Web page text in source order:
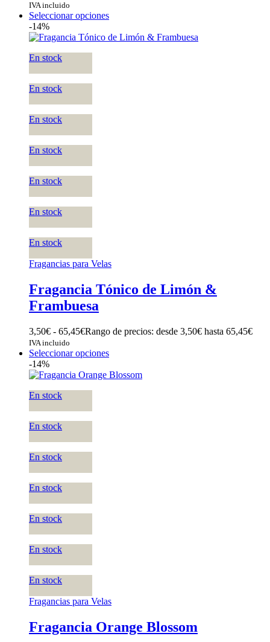
IVA incluido
Seleccionar opciones
-14%
En stock
En stock
En stock
En stock
En stock
En stock
En stock
Fragancias para Velas
Fragancia Tónico de Limón &
Frambuesa
3,50€ - 65,45€Rango de precios: desde 3,50€ hasta 65,45€
IVA incluido
Seleccionar opciones
-14%
En stock
En stock
En stock
En stock
En stock
En stock
En stock
Fragancias para Velas
Fragancia Orange Blossom